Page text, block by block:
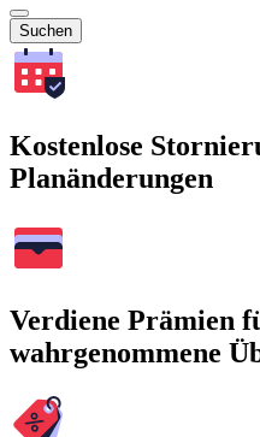
Suchen
Kostenlose
Planänderungen
Verdiene Prämien
wahrgenommene